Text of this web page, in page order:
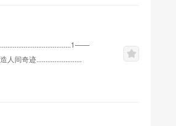
人间奇迹.........................